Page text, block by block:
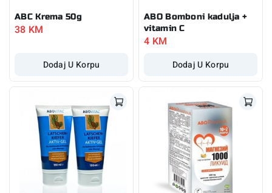
ABC Krema 50g
38 KM
Dodaj U Korpu
ABO Bomboni kadulja +
vitamin C
4 KM
Dodaj U Korpu